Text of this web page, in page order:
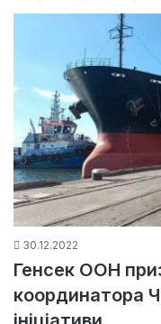
30.12.2022
Генсек ООН
координатора